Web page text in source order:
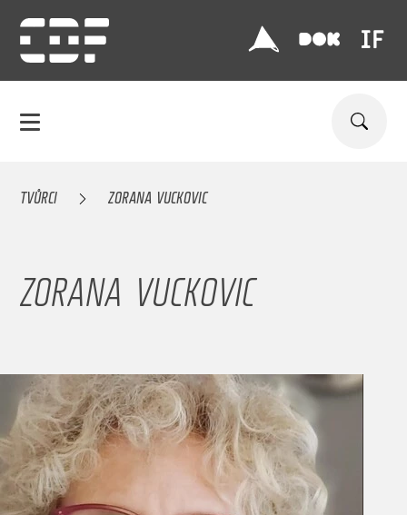
TVŮRCI ZORANA VUCKOVIC
ZORANA VUCKOVIC